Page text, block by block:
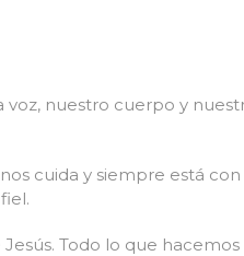
nuestro cuerpo y
cuida y siempre está
Todo lo que